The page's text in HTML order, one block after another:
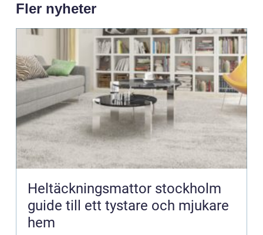
Fler nyheter
Heltäckningsmattor stockholm
guide till ett tystare och mjukare
hem